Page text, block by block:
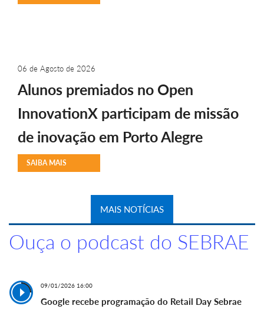
06 de Agosto de 2026
Alunos premiados no Open
InnovationX participam de missão
de inovação em Porto Alegre
SAIBA MAIS
MAIS NOTÍCIAS
Ouça o podcast do SEBRAE
09/01/2026 16:00
Google recebe programação do Retail Day Sebrae